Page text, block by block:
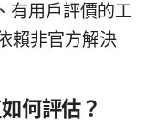
有用戶評價的工
賴非官方解決
何評估？